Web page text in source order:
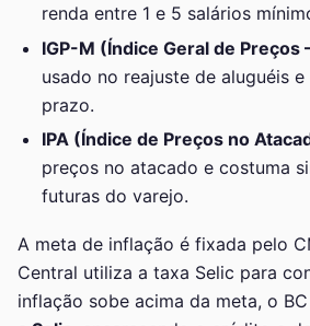
renda entre 1 e 5 salários
IGP-M (Índice Geral de Preços
usado no reajuste de aluguéis
prazo.
IPA (Índice de Preços no
preços no atacado e costuma
futuras do varejo.
A meta de inflação é fixada pelo
Central utiliza a taxa Selic para
inflação sobe acima da meta, o